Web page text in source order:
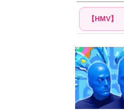
ピンクの衣装がステ
キ！ 「ME:I」MIU＆
KEIKO撮り下ろしイ
ンタビューフォト